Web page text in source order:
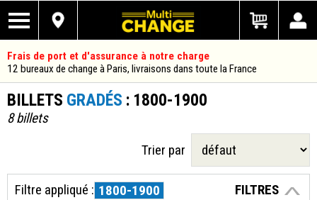
Frais de port et d'assurance à notre charge
12 bureaux de change à Paris, livraisons dans toute la France
BILLETS GRADÉS : 1800-1900
8 billets
Trier par
FILTRES
Filtre appliqué : 1800-1900